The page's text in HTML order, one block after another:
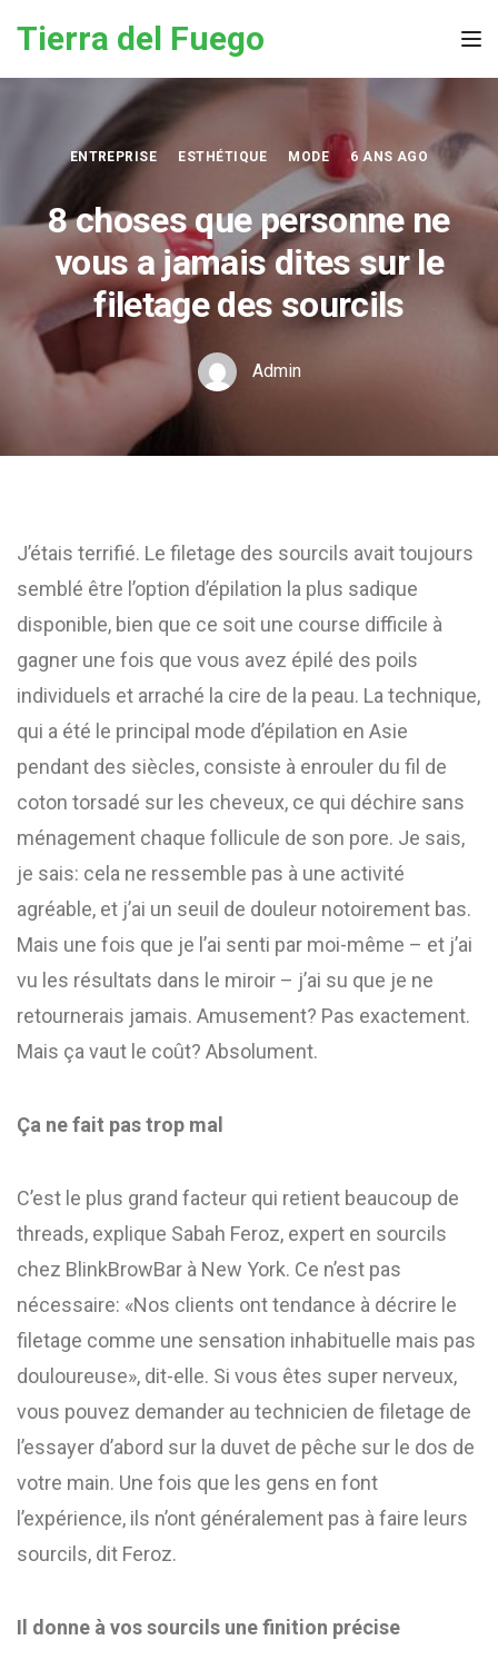
Tierra del Fuego
ENTREPRISE ESTHÉTIQUE MODE 6 ANS AGO
8 choses que personne ne
vous a jamais dites sur le
filetage des sourcils
Admin
J’étais terrifié. Le filetage des sourcils avait toujours
semblé être l’option d’épilation la plus sadique
disponible, bien que ce soit une course difficile à
gagner une fois que vous avez épilé des poils
individuels et arraché la cire de la peau. La technique,
qui a été le principal mode d’épilation en Asie
pendant des siècles, consiste à enrouler du fil de
coton torsadé sur les cheveux, ce qui déchire sans
ménagement chaque follicule de son pore. Je sais,
je sais: cela ne ressemble pas à une activité
agréable, et j’ai un seuil de douleur notoirement bas.
Mais une fois que je l’ai senti par moi-même – et j’ai
vu les résultats dans le miroir – j’ai su que je ne
retournerais jamais. Amusement? Pas exactement.
Mais ça vaut le coût? Absolument.
Ça ne fait pas trop mal
C’est le plus grand facteur qui retient beaucoup de
threads, explique Sabah Feroz, expert en sourcils
chez BlinkBrowBar à New York. Ce n’est pas
nécessaire: «Nos clients ont tendance à décrire le
filetage comme une sensation inhabituelle mais pas
douloureuse», dit-elle. Si vous êtes super nerveux,
vous pouvez demander au technicien de filetage de
l’essayer d’abord sur la duvet de pêche sur le dos de
votre main. Une fois que les gens en font
l’expérience, ils n’ont généralement pas à faire leurs
sourcils, dit Feroz.
Il donne à vos sourcils une finition précise